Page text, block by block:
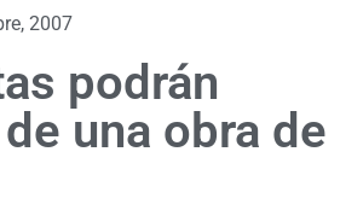
2007
podrán
una obra de